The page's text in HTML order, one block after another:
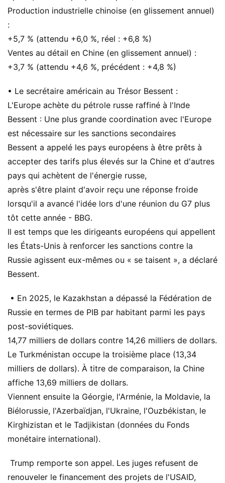
Production industrielle chinoise (en glissement annuel)
:
+5,7 % (attendu +6,0 %, réel : +6,8 %)
Ventes au détail en Chine (en glissement annuel) :
+3,7 % (attendu +4,6 %, précédent : +4,8 %)
• Le secrétaire américain au Trésor Bessent :
L'Europe achète du pétrole russe raffiné à l'Inde
Bessent : Une plus grande coordination avec l'Europe
est nécessaire sur les sanctions secondaires
Bessent a appelé les pays européens à être prêts à
accepter des tarifs plus élevés sur la Chine et d'autres
pays qui achètent de l'énergie russe,
après s'être plaint d'avoir reçu une réponse froide
lorsqu'il a avancé l'idée lors d'une réunion du G7 plus
tôt cette année - BBG.
Il est temps que les dirigeants européens qui appellent
les États-Unis à renforcer les sanctions contre la
Russie agissent eux-mêmes ou « se taisent », a déclaré
Bessent.
• En 2025, le Kazakhstan a dépassé la Fédération de
Russie en termes de PIB par habitant parmi les pays
post-soviétiques.
14,77 milliers de dollars contre 14,26 milliers de dollars.
Le Turkménistan occupe la troisième place (13,34
milliers de dollars). À titre de comparaison, la Chine
affiche 13,69 milliers de dollars.
Viennent ensuite la Géorgie, l'Arménie, la Moldavie, la
Biélorussie, l'Azerbaïdjan, l'Ukraine, l'Ouzbékistan, le
Kirghizistan et le Tadjikistan (données du Fonds
monétaire international).
Trump remporte son appel. Les juges refusent de
renouveler le financement des projets de l'USAID,